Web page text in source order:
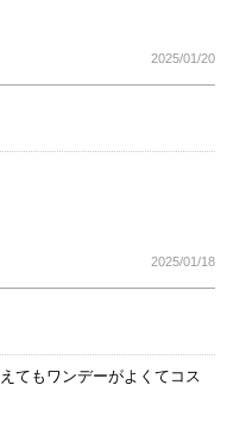
2025/01/20
2025/01/18
てもワンデーがよくてコス